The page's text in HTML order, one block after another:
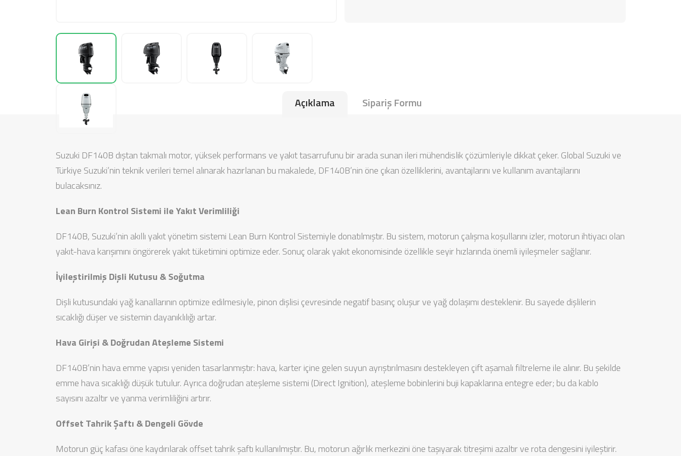
Açıklama Sipariş Formu
Suzuki DF140B dıştan takmalı motor, yüksek performans ve yakıt tasarrufunu bir arada sunan ileri mühendislik çözümleriyle dikkat çeker. Global Suzuki ve
Türkiye Suzuki’nin teknik verileri temel alınarak hazırlanan bu makalede, DF140B’nin öne çıkan özelliklerini, avantajlarını ve kullanım avantajlarını
bulacaksınız.
Lean Burn Kontrol Sistemi ile Yakıt Verimliliği
DF140B, Suzuki’nin akıllı yakıt yönetim sistemi Lean Burn Kontrol Sistemiyle donatılmıştır. Bu sistem, motorun çalışma koşullarını izler, motorun ihtiyacı olan
yakıt-hava karışımını öngörerek yakıt tüketimini optimize eder. Sonuç olarak yakıt ekonomisinde özellikle seyir hızlarında önemli iyileşmeler sağlanır.
İyileştirilmiş Dişli Kutusu & Soğutma
Dişli kutusundaki yağ kanallarının optimize edilmesiyle, pinon dişlisi çevresinde negatif basınç oluşur ve yağ dolaşımı desteklenir. Bu sayede dişlilerin
sıcaklığı düşer ve sistemin dayanıklılığı artar.
Hava Girişi & Doğrudan Ateşleme Sistemi
DF140B’nin hava emme yapısı yeniden tasarlanmıştır: hava, karter içine gelen suyun ayrıştırılmasını destekleyen çift aşamalı filtreleme ile alınır. Bu şekilde
emme hava sıcaklığı düşük tutulur. Ayrıca doğrudan ateşleme sistemi (Direct Ignition), ateşleme bobinlerini buji kapaklarına entegre eder; bu da kablo
sayısını azaltır ve yanma verimliliğini artırır.
Offset Tahrik Şaftı & Dengeli Gövde
Motorun güç kafası öne kaydırılarak offset tahrik şaftı kullanılmıştır. Bu, motorun ağırlık merkezini öne taşıyarak titreşimi azaltır ve rota dengesini iyileştirir.